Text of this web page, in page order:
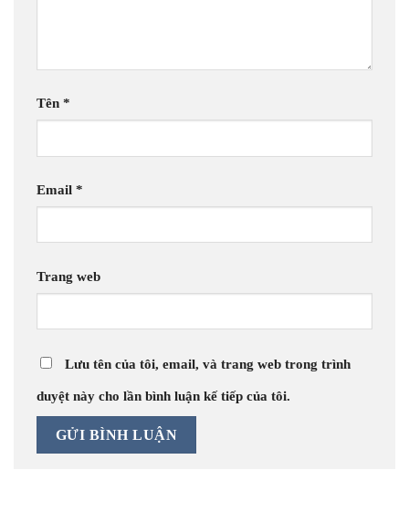
Tên *
Email *
Trang web
Lưu tên của tôi, email, và trang web trong trình
duyệt này cho lần bình luận kế tiếp của tôi.